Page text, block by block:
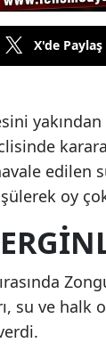
X'de Paylaş
edilen
oy
su ve